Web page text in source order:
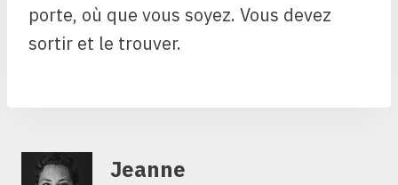
porte, où que vous soyez. Vous devez
sortir et le trouver.
Jeanne